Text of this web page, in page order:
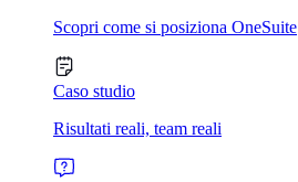
Scopri come si posiziona OneSuite
Caso studio
Risultati reali, team reali